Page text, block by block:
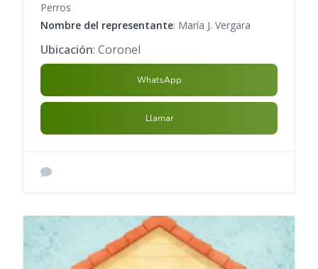
Perros
Nombre del representante: María J. Vergara
Ubicación: Coronel
WhatsApp
Llamar